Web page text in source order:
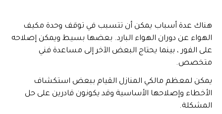
هناك عدة أسباب يمكن أن تتسبب في توقف وحدة مكيف
الهواء عن دوران الهواء البارد. بعضها بسيط ويمكن إصلاحه
على الفور ، بينما يحتاج البعض الآخر إلى مساعدة فني
متخصص.
يمكن لمعظم مالكي المنازل القيام ببعض استكشاف
الأخطاء وإصلاحها الأساسية وقد يكونون قادرين على حل
المشكلة.